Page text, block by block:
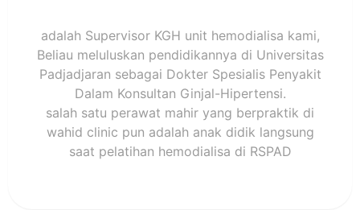
adalah Supervisor KGH unit hemodialisa kami,
Beliau meluluskan pendidikannya di Universitas
Padjadjaran sebagai Dokter Spesialis Penyakit
Dalam Konsultan Ginjal-Hipertensi.
salah satu perawat mahir yang berpraktik di
wahid clinic pun adalah anak didik langsung
saat pelatihan hemodialisa di RSPAD